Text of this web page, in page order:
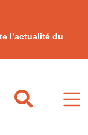
l’actualité du